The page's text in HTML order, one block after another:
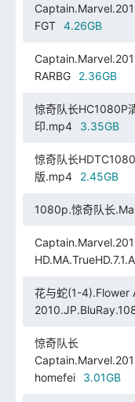
FGT
4.26GB
RARBG
2.36GB
惊奇队长HC1080P
印.mp4
3.35GB
惊奇队长
版.mp4
2.45GB
1080p.惊奇队长
花与蛇(1-
惊奇队长
homefei
3.01GB